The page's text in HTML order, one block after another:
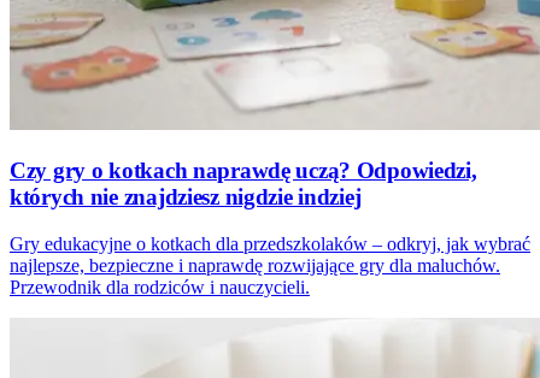
Czy gry o kotkach naprawdę uczą? Odpowiedzi,
których nie znajdziesz nigdzie indziej
Gry edukacyjne o kotkach dla przedszkolaków – odkryj, jak wybrać
najlepsze, bezpieczne i naprawdę rozwijające gry dla maluchów.
Przewodnik dla rodziców i nauczycieli.